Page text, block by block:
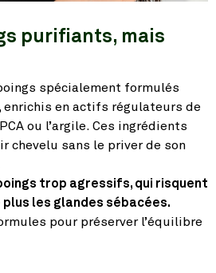
purifiants, mais
spécialement formulés
enrichis en actifs régulateurs de
ou l’argile. Ces ingrédients
chevelu sans le priver de son
trop agressifs, qui risquent
plus les glandes sébacées.
pour préserver l’équilibre